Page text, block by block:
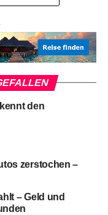
den
zerstochen –
– Geld und